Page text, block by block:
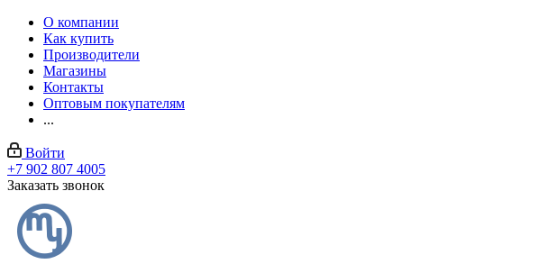
О компании
Как купить
Производители
Магазины
Контакты
Оптовым покупателям
...
Войти
+7 902 807 4005
Заказать звонок